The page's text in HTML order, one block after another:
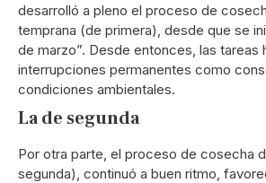
desarrolló a pleno el proceso de
temprana (de primera), desde que se
de marzo”. Desde entonces, las tareas
interrupciones permanentes como
condiciones ambientales.
La de segunda
Por otra parte, el proceso de cosecha
segunda), continuó a buen ritmo,